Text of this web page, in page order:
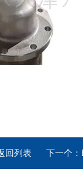
回列表 下一个：